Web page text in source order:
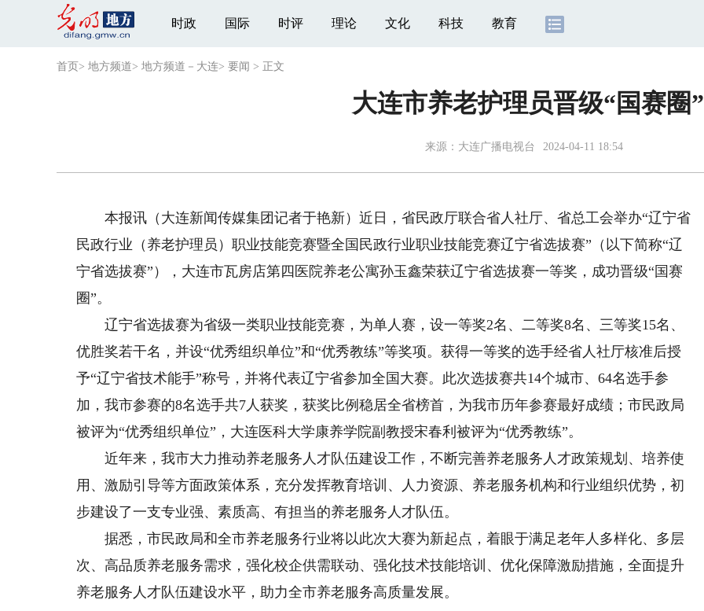
时政 国际 时评 理论 文化 科技 教育
首页 > 地方频道> 地方频道－大连> 要闻 > 正文
大连市养老护理员晋级“国赛圈”
来源： 大连广播电视台 2024-04-11 18:54
本报讯（大连新闻传媒集团记者于艳新）近日，省民政厅联合省人社厅、省总工会举办“辽宁省
民政行业（养老护理员）职业技能竞赛暨全国民政行业职业技能竞赛辽宁省选拔赛”（以下简称“辽
宁省选拔赛”），大连市瓦房店第四医院养老公寓孙玉鑫荣获辽宁省选拔赛一等奖，成功晋级“国赛
圈”。
辽宁省选拔赛为省级一类职业技能竞赛，为单人赛，设一等奖2名、二等奖8名、三等奖15名、
优胜奖若干名，并设“优秀组织单位”和“优秀教练”等奖项。获得一等奖的选手经省人社厅核准后授
予“辽宁省技术能手”称号，并将代表辽宁省参加全国大赛。此次选拔赛共14个城市、64名选手参
加，我市参赛的8名选手共7人获奖，获奖比例稳居全省榜首，为我市历年参赛最好成绩；市民政局
被评为“优秀组织单位”，大连医科大学康养学院副教授宋春利被评为“优秀教练”。
近年来，我市大力推动养老服务人才队伍建设工作，不断完善养老服务人才政策规划、培养使
用、激励引导等方面政策体系，充分发挥教育培训、人力资源、养老服务机构和行业组织优势，初
步建设了一支专业强、素质高、有担当的养老服务人才队伍。
据悉，市民政局和全市养老服务行业将以此次大赛为新起点，着眼于满足老年人多样化、多层
次、高品质养老服务需求，强化校企供需联动、强化技术技能培训、优化保障激励措施，全面提升
养老服务人才队伍建设水平，助力全市养老服务高质量发展。